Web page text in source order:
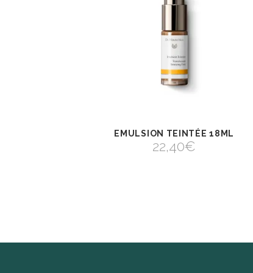
VIEW
AJOUTER AU
PANIER
EMULSION TEINTÉE 18ML
22,40€